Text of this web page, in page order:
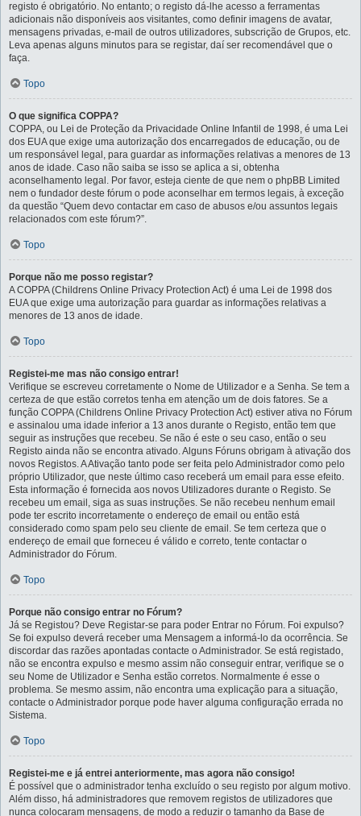
registo é obrigatório. No entanto; o registo dá-lhe acesso a ferramentas
adicionais não disponíveis aos visitantes, como definir imagens de avatar,
mensagens privadas, e-mail de outros utilizadores, subscrição de Grupos, etc.
Leva apenas alguns minutos para se registar, daí ser recomendável que o
faça.
Topo
O que significa COPPA?
COPPA, ou Lei de Proteção da Privacidade Online Infantil de 1998, é uma Lei
dos EUA que exige uma autorização dos encarregados de educação, ou de
um responsável legal, para guardar as informações relativas a menores de 13
anos de idade. Caso não saiba se isso se aplica a si, obtenha
aconselhamento legal. Por favor, esteja ciente de que nem o phpBB Limited
nem o fundador deste fórum o pode aconselhar em termos legais, à exceção
da questão “Quem devo contactar em caso de abusos e/ou assuntos legais
relacionados com este fórum?”.
Topo
Porque não me posso registar?
A COPPA (Childrens Online Privacy Protection Act) é uma Lei de 1998 dos
EUA que exige uma autorização para guardar as informações relativas a
menores de 13 anos de idade.
Topo
Registei-me mas não consigo entrar!
Verifique se escreveu corretamente o Nome de Utilizador e a Senha. Se tem a
certeza de que estão corretos tenha em atenção um de dois fatores. Se a
função COPPA (Childrens Online Privacy Protection Act) estiver ativa no Fórum
e assinalou uma idade inferior a 13 anos durante o Registo, então tem que
seguir as instruções que recebeu. Se não é este o seu caso, então o seu
Registo ainda não se encontra ativado. Alguns Fóruns obrigam à ativação dos
novos Registos. A Ativação tanto pode ser feita pelo Administrador como pelo
próprio Utilizador, que neste último caso receberá um email para esse efeito.
Esta informação é fornecida aos novos Utilizadores durante o Registo. Se
recebeu um email, siga as suas instruções. Se não recebeu nenhum email
pode ter escrito incorretamente o endereço de email ou então está
considerado como spam pelo seu cliente de email. Se tem certeza que o
endereço de email que forneceu é válido e correto, tente contactar o
Administrador do Fórum.
Topo
Porque não consigo entrar no Fórum?
Já se Registou? Deve Registar-se para poder Entrar no Fórum. Foi expulso?
Se foi expulso deverá receber uma Mensagem a informá-lo da ocorrência. Se
discordar das razões apontadas contacte o Administrador. Se está registado,
não se encontra expulso e mesmo assim não conseguir entrar, verifique se o
seu Nome de Utilizador e Senha estão corretos. Normalmente é esse o
problema. Se mesmo assim, não encontra uma explicação para a situação,
contacte o Administrador porque pode haver alguma configuração errada no
Sistema.
Topo
Registei-me e já entrei anteriormente, mas agora não consigo!
É possível que o administrador tenha excluído o seu registo por algum motivo.
Além disso, há administradores que removem registos de utilizadores que
nunca colocaram mensagens, de modo a reduzir o tamanho da Base de